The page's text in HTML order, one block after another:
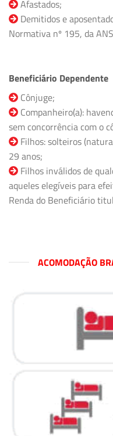
Afastados;
Demitidos e
Normativa nº 195, da
Beneficiário Dependente
Cônjuge;
Companheiro(a):
sem concorrência com o
Filhos: solteiros
29 anos;
Filhos inválidos de
aqueles elegíveis para
Renda do Beneficiário
ACOMODAÇÃO